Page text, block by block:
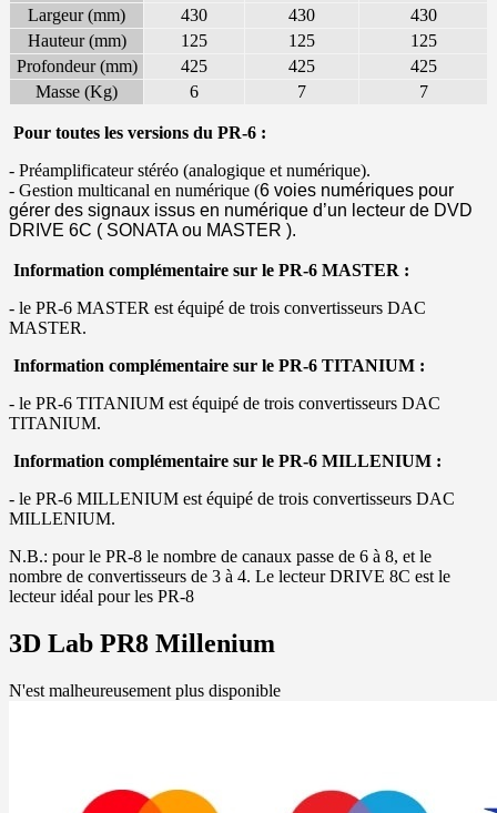
Largeur (mm)
430 430
430
Hauteur (mm)
125 125
125
Profondeur (mm)
425 425
425
Masse (Kg)
6 7 7
Pour toutes les versions du PR-6 :
- Préamplificateur stéréo (analogique et numérique).
- Gestion multicanal en numérique (6 voies numériques pour
gérer des signaux issus en numérique d’un lecteur de DVD
DRIVE 6C ( SONATA ou MASTER ).
Information complémentaire sur le PR-6 MASTER :
- le PR-6 MASTER est équipé de trois convertisseurs DAC
MASTER.
Information complémentaire sur le PR-6 TITANIUM :
- le PR-6 TITANIUM est équipé de trois convertisseurs DAC
TITANIUM.
Information complémentaire sur le PR-6 MILLENIUM :
- le PR-6 MILLENIUM est équipé de trois convertisseurs DAC
MILLENIUM.
N.B.: pour le PR-8 le nombre de canaux passe de 6 à 8, et le
nombre de convertisseurs de 3 à 4. Le lecteur DRIVE 8C est le
lecteur idéal pour les PR-8
3D Lab PR8 Millenium
N'est malheureusement plus disponible